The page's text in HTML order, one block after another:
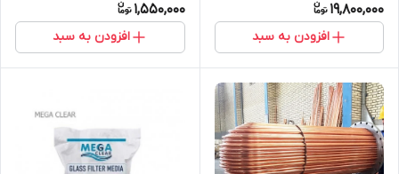
19,800,000
افزودن به سبد
1,550,000
افزودن به سبد